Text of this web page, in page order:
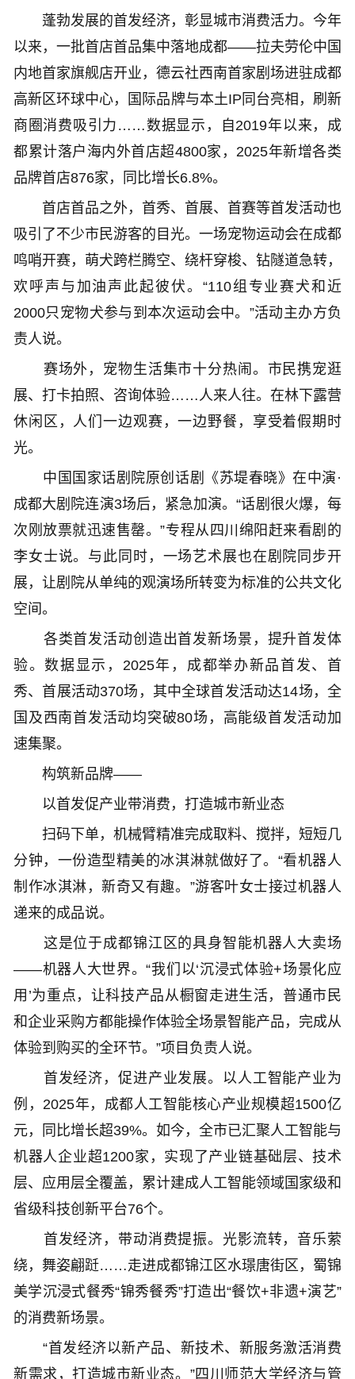
蓬勃发展的首发经济，彰显城市消费活力。今年
以来，一批首店首品集中落地成都——拉夫劳伦中国
内地首家旗舰店开业，德云社西南首家剧场进驻成都
高新区环球中心，国际品牌与本土IP同台亮相，刷新
商圈消费吸引力……数据显示，自2019年以来，成
都累计落户海内外首店超4800家，2025年新增各类
品牌首店876家，同比增长6.8%。
首店首品之外，首秀、首展、首赛等首发活动也
吸引了不少市民游客的目光。一场宠物运动会在成都
鸣哨开赛，萌犬跨栏腾空、绕杆穿梭、钻隧道急转，
欢呼声与加油声此起彼伏。“110组专业赛犬和近
2000只宠物犬参与到本次运动会中。”活动主办方负
责人说。
赛场外，宠物生活集市十分热闹。市民携宠逛
展、打卡拍照、咨询体验……人来人往。在林下露营
休闲区，人们一边观赛，一边野餐，享受着假期时
光。
中国国家话剧院原创话剧《苏堤春晓》在中演·
成都大剧院连演3场后，紧急加演。“话剧很火爆，每
次刚放票就迅速售罄。”专程从四川绵阳赶来看剧的
李女士说。与此同时，一场艺术展也在剧院同步开
展，让剧院从单纯的观演场所转变为标准的公共文化
空间。
各类首发活动创造出首发新场景，提升首发体
验。数据显示，2025年，成都举办新品首发、首
秀、首展活动370场，其中全球首发活动达14场，全
国及西南首发活动均突破80场，高能级首发活动加
速集聚。
构筑新品牌——
以首发促产业带消费，打造城市新业态
扫码下单，机械臂精准完成取料、搅拌，短短几
分钟，一份造型精美的冰淇淋就做好了。“看机器人
制作冰淇淋，新奇又有趣。”游客叶女士接过机器人
递来的成品说。
这是位于成都锦江区的具身智能机器人大卖场
——机器人大世界。“我们以‘沉浸式体验+场景化应
用’为重点，让科技产品从橱窗走进生活，普通市民
和企业采购方都能操作体验全场景智能产品，完成从
体验到购买的全环节。”项目负责人说。
首发经济，促进产业发展。以人工智能产业为
例，2025年，成都人工智能核心产业规模超1500亿
元，同比增长超39%。如今，全市已汇聚人工智能与
机器人企业超1200家，实现了产业链基础层、技术
层、应用层全覆盖，累计建成人工智能领域国家级和
省级科技创新平台76个。
首发经济，带动消费提振。光影流转，音乐萦
绕，舞姿翩跹……走进成都锦江区水璟唐街区，蜀锦
美学沉浸式餐秀“锦秀餐秀”打造出“餐饮+非遗+演艺”
的消费新场景。
“首发经济以新产品、新技术、新服务激活消费
新需求，打造城市新业态。”四川师范大学经济与管